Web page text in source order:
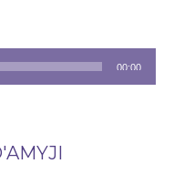
00:00